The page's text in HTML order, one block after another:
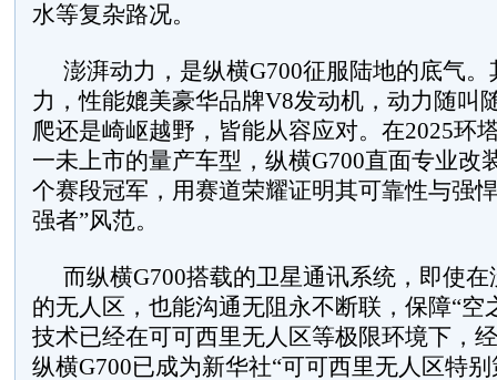
水等复杂路况。
澎湃动力，是纵横G700征服陆地的底气
力，性能媲美豪华品牌V8发动机，动力随叫
爬还是崎岖越野，皆能从容应对。在2025环
一未上市的量产车型，纵横G700直面专业改
个赛段冠军，用赛道荣耀证明其可靠性与强
强者”风范。
而纵横G700搭载的卫星通讯系统，即使
的无人区，也能沟通无阻永不断联，保障“空
技术已经在可可西里无人区等极限环境下，
纵横G700已成为新华社“可可西里无人区特